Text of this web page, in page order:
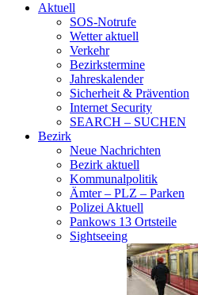
Aktuell
SOS-Notrufe
Wetter aktuell
Verkehr
Bezirkstermine
Jahreskalender
Sicherheit & Prävention
Internet Security
SEARCH – SUCHEN
Bezirk
Neue Nachrichten
Bezirk aktuell
Kommunalpolitik
Ämter – PLZ – Parken
Polizei Aktuell
Pankows 13 Ortsteile
Sightseeing